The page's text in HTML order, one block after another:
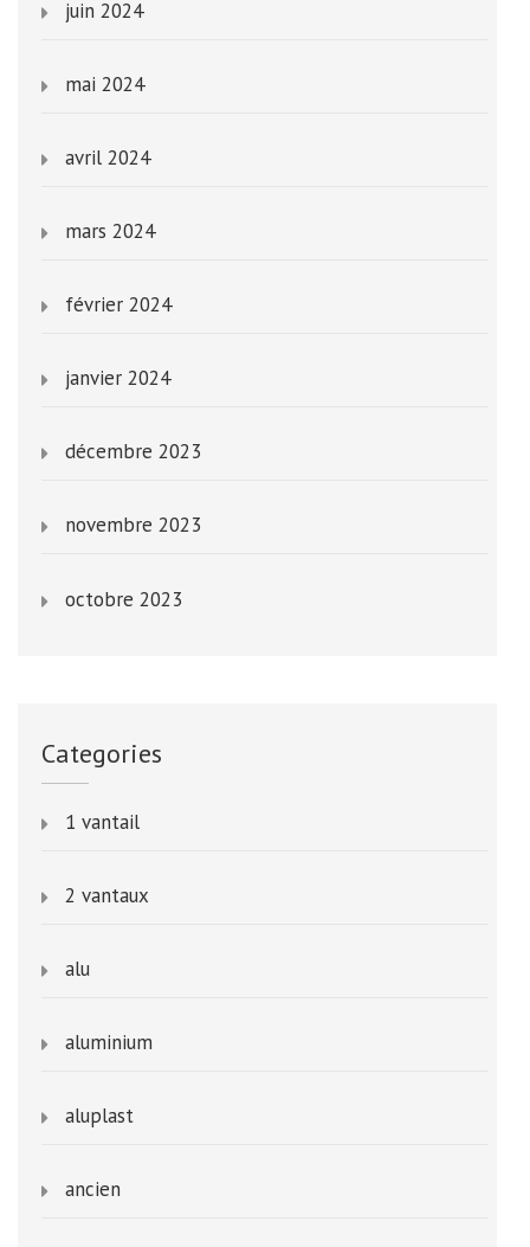
juin 2024
mai 2024
avril 2024
mars 2024
février 2024
janvier 2024
décembre 2023
novembre 2023
octobre 2023
Categories
1 vantail
2 vantaux
alu
aluminium
aluplast
ancien